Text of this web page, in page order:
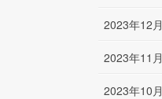
2023年12月
2023年11月
2023年10月